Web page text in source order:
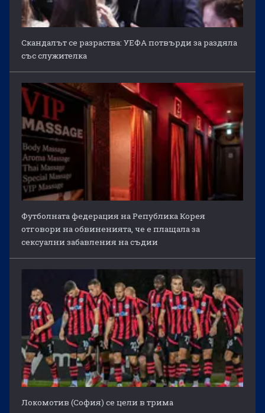
Скандалът се разраства: УЕФА потвърди за раздяла
със служителка
Футболната федерация на Република Корея
отговори на обвиненията, че е плащала за
сексуални забавления на съдии
Локомотив (София) се цели в трима